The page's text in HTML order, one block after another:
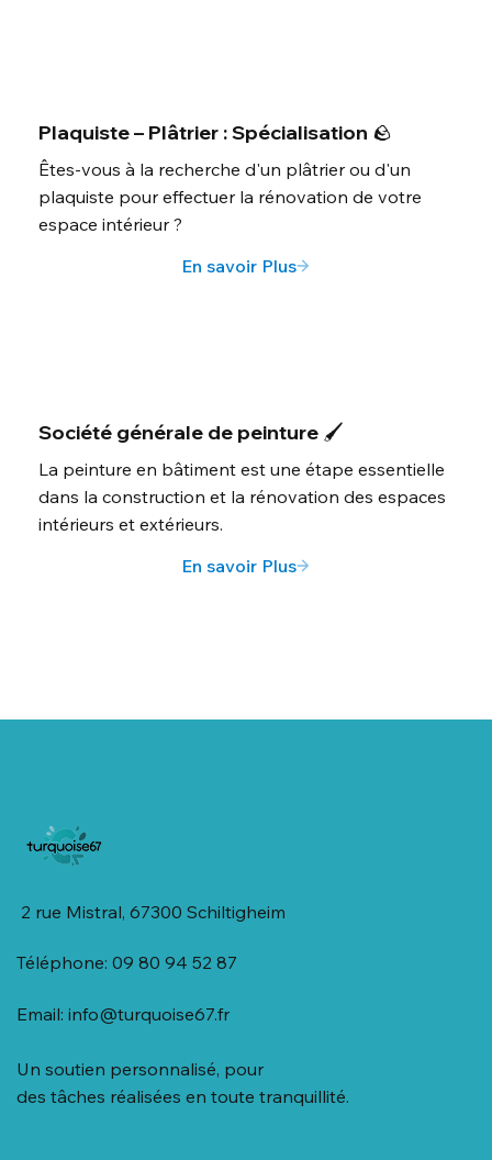
Plaquiste – Plâtrier : Spécialisation 🪨
Êtes-vous à la recherche d'un plâtrier ou d'un
plaquiste pour effectuer la rénovation de votre
espace intérieur ?
En savoir Plus
Société générale de peinture 🖌️
La peinture en bâtiment est une étape essentielle
dans la construction et la rénovation des espaces
intérieurs et extérieurs.
En savoir Plus
2 rue Mistral, 67300 Schiltigheim
Téléphone: 09 80 94 52 87
Email:info@turquoise67.fr
Un soutien personnalisé, pour
des tâches réalisées en toute tranquillité.